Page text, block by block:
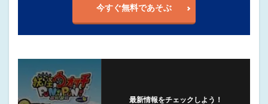
今すぐ無料であそぶ
最新情報をチェックしよう！